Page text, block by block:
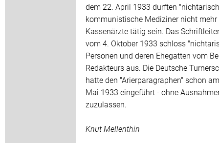
dem 22. April 1933 durften
kommunistische Mediziner nicht mehr
Kassenärzte tätig sein. Das
vom 4. Oktober 1933 schloss
Personen und deren Ehegatten vom
Redakteurs aus. Die Deutsche
hatte den "Arierparagraphen" schon
Mai 1933 eingeführt - ohne
zuzulassen.
Knut Mellenthin